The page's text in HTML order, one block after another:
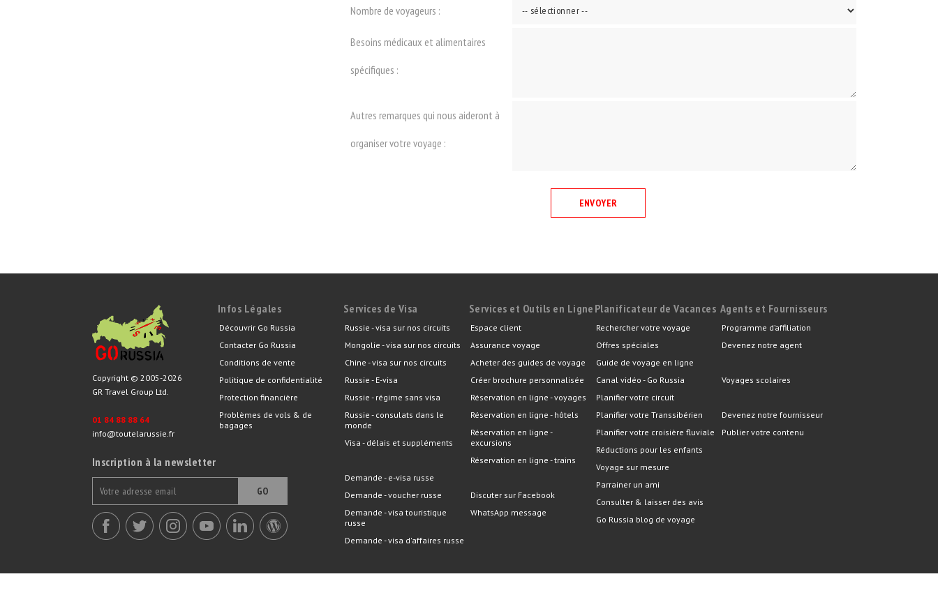
Nombre de voyageurs :
Besoins médicaux et alimentaires
spécifiques :
Autres remarques qui nous aideront à
organiser votre voyage :
Copyright © 2005-2026
GR Travel Group Ltd.
01 84 88 88 64
info@toutelarussie.fr
Inscription à la newsletter
GO
Infos Légales
Découvrir Go Russia
Contacter Go Russia
Conditions de vente
Politique de confidentialité
Protection financière
Problèmes de vols & de
bagages
Services de Visa
Russie - visa sur nos circuits
Mongolie - visa sur nos circuits
Chine - visa sur nos circuits
Russie - E-visa
Russie - régime sans visa
Russie - consulats dans le
monde
Visa - délais et suppléments
Demande - e-visa russe
Demande - voucher russe
Demande - visa touristique
russe
Demande - visa d'affaires russe
Services et Outils en Ligne
Espace client
Assurance voyage
Acheter des guides de voyage
Créer brochure personnalisée
Réservation en ligne - voyages
Réservation en ligne - hôtels
Réservation en ligne -
excursions
Réservation en ligne - trains
Discuter sur Facebook
WhatsApp message
Planificateur de Vacances
Rechercher votre voyage
Offres spéciales
Guide de voyage en ligne
Canal vidéo - Go Russia
Planifier votre circuit
Planifier votre Transsibérien
Planifier votre croisière fluviale
Réductions pour les enfants
Voyage sur mesure
Parrainer un ami
Consulter & laisser des avis
Go Russia blog de voyage
Agents et Fournisseurs
Programme d’affiliation
Devenez notre agent
Voyages scolaires
Devenez notre fournisseur
Publier votre contenu